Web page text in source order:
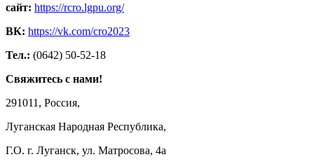
сайт: https://rcro.lgpu.org/
ВК: https://vk.com/cro2023
Тел.: (0642) 50-52-18
Свяжитесь с нами!
291011, Россия,
Луганская Народная Республика,
Г.О. г. Луганск, ул. Матросова, 4а